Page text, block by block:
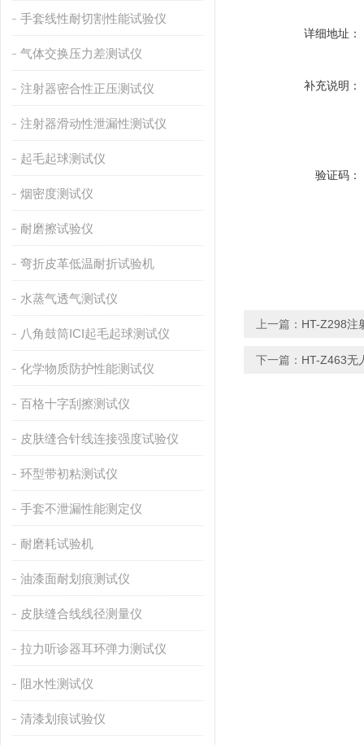
手套线性耐切割性能试验仪
气体交换压力差测试仪
注射器密合性正压测试仪
注射器滑动性泄漏性测试仪
起毛起球测试仪
烟密度测试仪
耐磨擦试验仪
弯折皮革低温耐折试验机
水蒸气透气测试仪
八角鼓筒ICI起毛起球测试仪
化学物质防护性能测试仪
百格十字刮擦测试仪
皮肤缝合针线连接强度试验仪
环型带初粘测试仪
手套不泄漏性能测定仪
耐磨耗试验机
油漆面耐划痕测试仪
皮肤缝合线线径测量仪
拉力听诊器耳环弹力测试仪
阻水性测试仪
清漆划痕试验仪
详细地址：
补充说明：
验证码：
上一篇： HT-Z298注
下一篇： HT-Z463无